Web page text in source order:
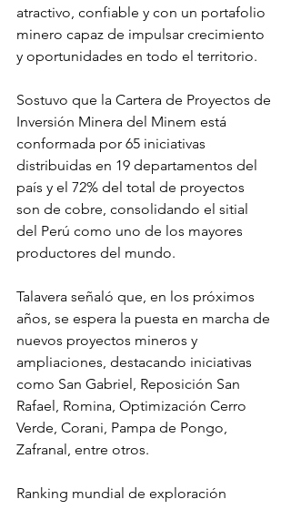
atractivo, confiable y con un portafolio
minero capaz de impulsar crecimiento
y oportunidades en todo el territorio.
Sostuvo que la Cartera de Proyectos de
Inversión Minera del Minem está
conformada por 65 iniciativas
distribuidas en 19 departamentos del
país y el 72% del total de proyectos
son de cobre, consolidando el sitial
del Perú como uno de los mayores
productores del mundo.
Talavera señaló que, en los próximos
años, se espera la puesta en marcha de
nuevos proyectos mineros y
ampliaciones, destacando iniciativas
como San Gabriel, Reposición San
Rafael, Romina, Optimización Cerro
Verde, Corani, Pampa de Pongo,
Zafranal, entre otros.
Ranking mundial de exploración